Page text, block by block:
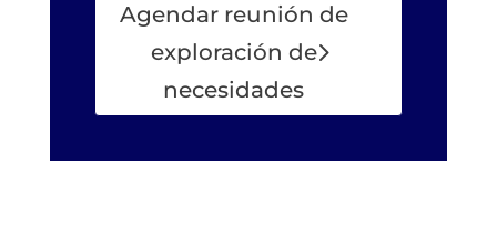
Agendar reunión de
exploración de
necesidades